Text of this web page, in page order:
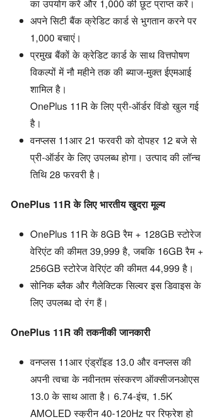
का उपयोग करें और 1,000 की छूट प्राप्त करें।
अपने सिटी बैंक क्रेडिट कार्ड से भुगतान करने पर
1,000 बचाएं।
प्रमुख बैंकों के क्रेडिट कार्ड के साथ वित्तपोषण
विकल्पों में नौ महीने तक की ब्याज-मुक्त ईएमआई
शामिल है।
OnePlus 11R के लिए प्री-ऑर्डर विंडो खुल गई
है।
वनप्लस 11आर 21 फरवरी को दोपहर 12 बजे से
प्री-ऑर्डर के लिए उपलब्ध होगा। उत्पाद की लॉन्च
तिथि 28 फरवरी है।
OnePlus 11R के लिए भारतीय खुदरा मूल्य
OnePlus 11R के 8GB रैम + 128GB स्टोरेज
वेरिएंट की कीमत 39,999 है, जबकि 16GB रैम +
256GB स्टोरेज वेरिएंट की कीमत 44,999 है।
सोनिक ब्लैक और गैलेक्टिक सिल्वर इस डिवाइस के
लिए उपलब्ध दो रंग हैं।
OnePlus 11R की तकनीकी जानकारी
वनप्लस 11आर एंड्रॉइड 13.0 और वनप्लस की
अपनी त्वचा के नवीनतम संस्करण ऑक्सीजनओएस
13.0 के साथ आता है। 6.74-इंच, 1.5K
AMOLED स्क्रीन 40-120Hz पर रिफ्रेश हो